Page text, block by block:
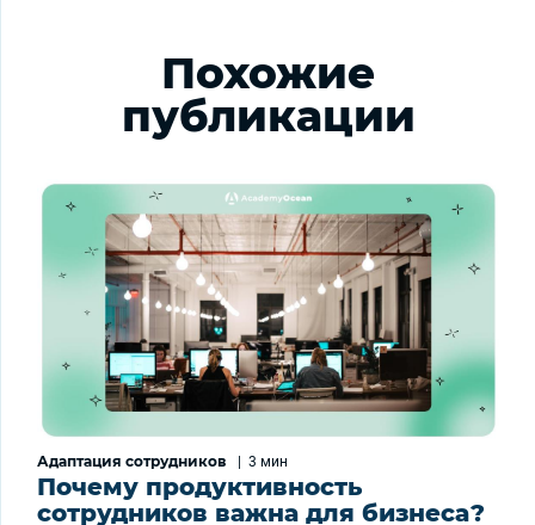
Похожие
публикации
Адаптация сотрудников 3 мин
Почему продуктивность
сотрудников важна для бизнеса?